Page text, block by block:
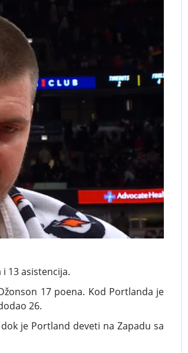
13 asistencija.
17 poena. Kod Portlanda je
26.
je Portland deveti na Zapadu sa